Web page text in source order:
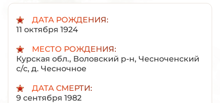
ДАТА РОЖДЕНИЯ:
11 октября 1924
МЕСТО РОЖДЕНИЯ:
Курская обл., Воловский р-н, Чесноченский
с/с, д. Чесночное
ДАТА СМЕРТИ:
9 сентября 1982